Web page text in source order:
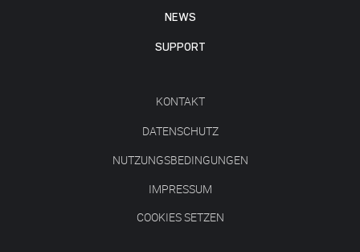
NEWS
SUPPORT
KONTAKT
DATENSCHUTZ
NUTZUNGSBEDINGUNGEN
IMPRESSUM
COOKIES SETZEN